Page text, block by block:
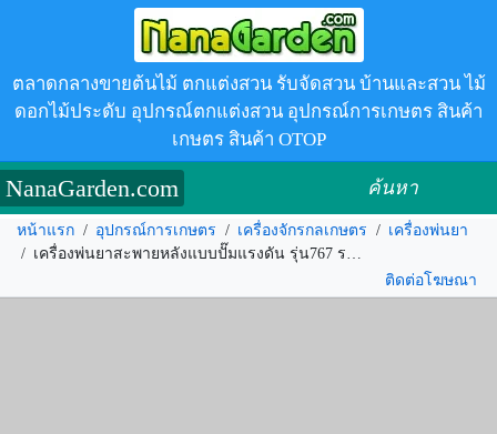
ตลาดกลางขายต้นไม้ ตกแต่งสวน รับจัดสวน บ้านและสวน ไม้
ดอกไม้ประดับ อุปกรณ์ตกแต่งสวน อุปกรณ์การเกษตร สินค้า
เกษตร สินค้า OTOP
NanaGarden.com ค้นหา
หน้าแรก / อุปกรณ์การเกษตร / เครื่องจักรกลเกษตร / เครื่องพ่นยา
/
ติดต่อโฆษณา